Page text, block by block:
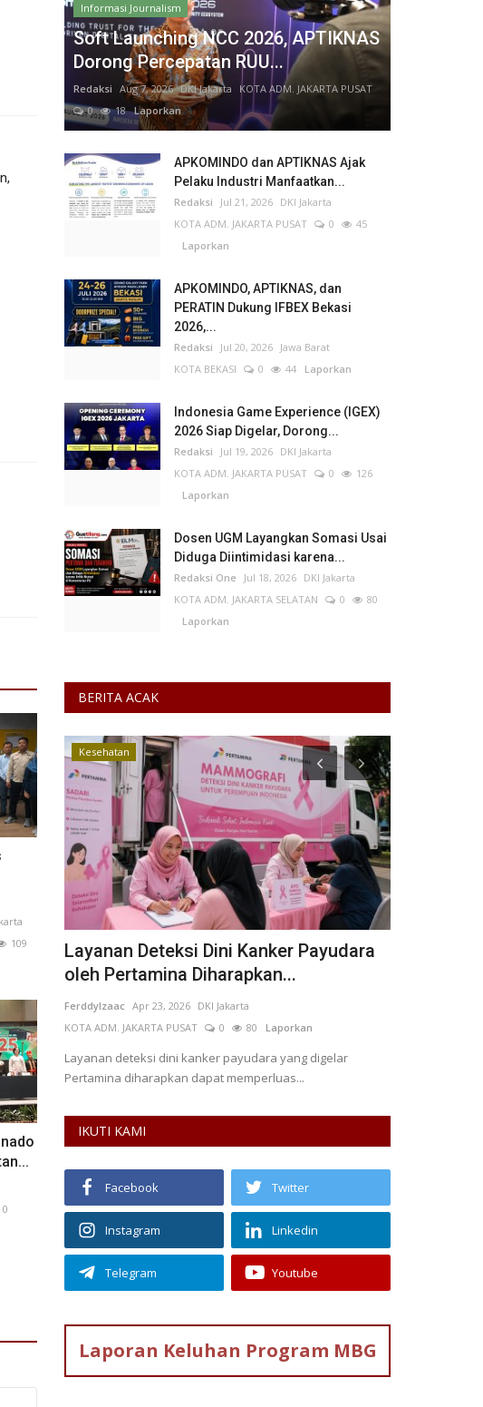
109
0
Informasi Journalism
Soft Launching NCC 2026, APTIKNAS
Dorong Percepatan RUU...
Redaksi Aug 7, 2026 DKI Jakarta
KOTA ADM. JAKARTA PUSAT
0
18Laporkan
APKOMINDO dan APTIKNAS Ajak
Pelaku Industri Manfaatkan...
Redaksi Jul 21, 2026 DKI Jakarta
KOTA ADM. JAKARTA PUSAT
0
45
Laporkan
APKOMINDO, APTIKNAS, dan
PERATIN Dukung IFBEX Bekasi
2026,...
Redaksi Jul 20, 2026 Jawa Barat
KOTA BEKASI
0 44 Laporkan
Indonesia Game Experience (IGEX)
2026 Siap Digelar, Dorong...
Redaksi Jul 19, 2026 DKI Jakarta
KOTA ADM. JAKARTA PUSAT
0
126
Laporkan
Dosen UGM Layangkan Somasi Usai
Diduga Diintimidasi karena...
Redaksi One Jul 18, 2026 DKI Jakarta
KOTA ADM. JAKARTA SELATAN
0
80
Laporkan
BERITA ACAK
Kesehatan
Layanan Deteksi Dini Kanker Payudara
oleh Pertamina Diharapkan...
FerddyIzaac Apr 23, 2026 DKI Jakarta
KOTA ADM. JAKARTA PUSAT
0 80 Laporkan
Layanan deteksi dini kanker payudara yang digelar
Pertamina diharapkan dapat memperluas...
IKUTI KAMI
Facebook Twitter
Instagram Linkedin
Telegram Youtube
Laporan Keluhan Program MBG